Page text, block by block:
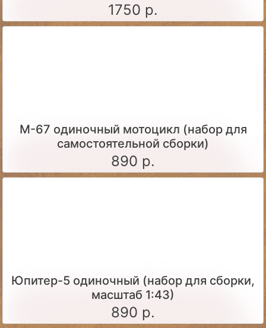
1750 р.
М-67 одиночный мотоцикл (набор для
самостоятельной сборки)
890 р.
Юпитер-5 одиночный (набор для сборки,
масштаб 1:43)
890 р.